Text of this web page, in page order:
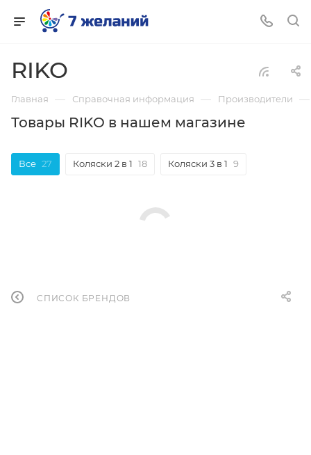
RIKO
Главная — Справочная информация — Производители —
Товары RIKO в нашем магазине
Все 27 Коляски 2 в 1 18 Коляски 3 в 1 9
СПИСОК БРЕНДОВ